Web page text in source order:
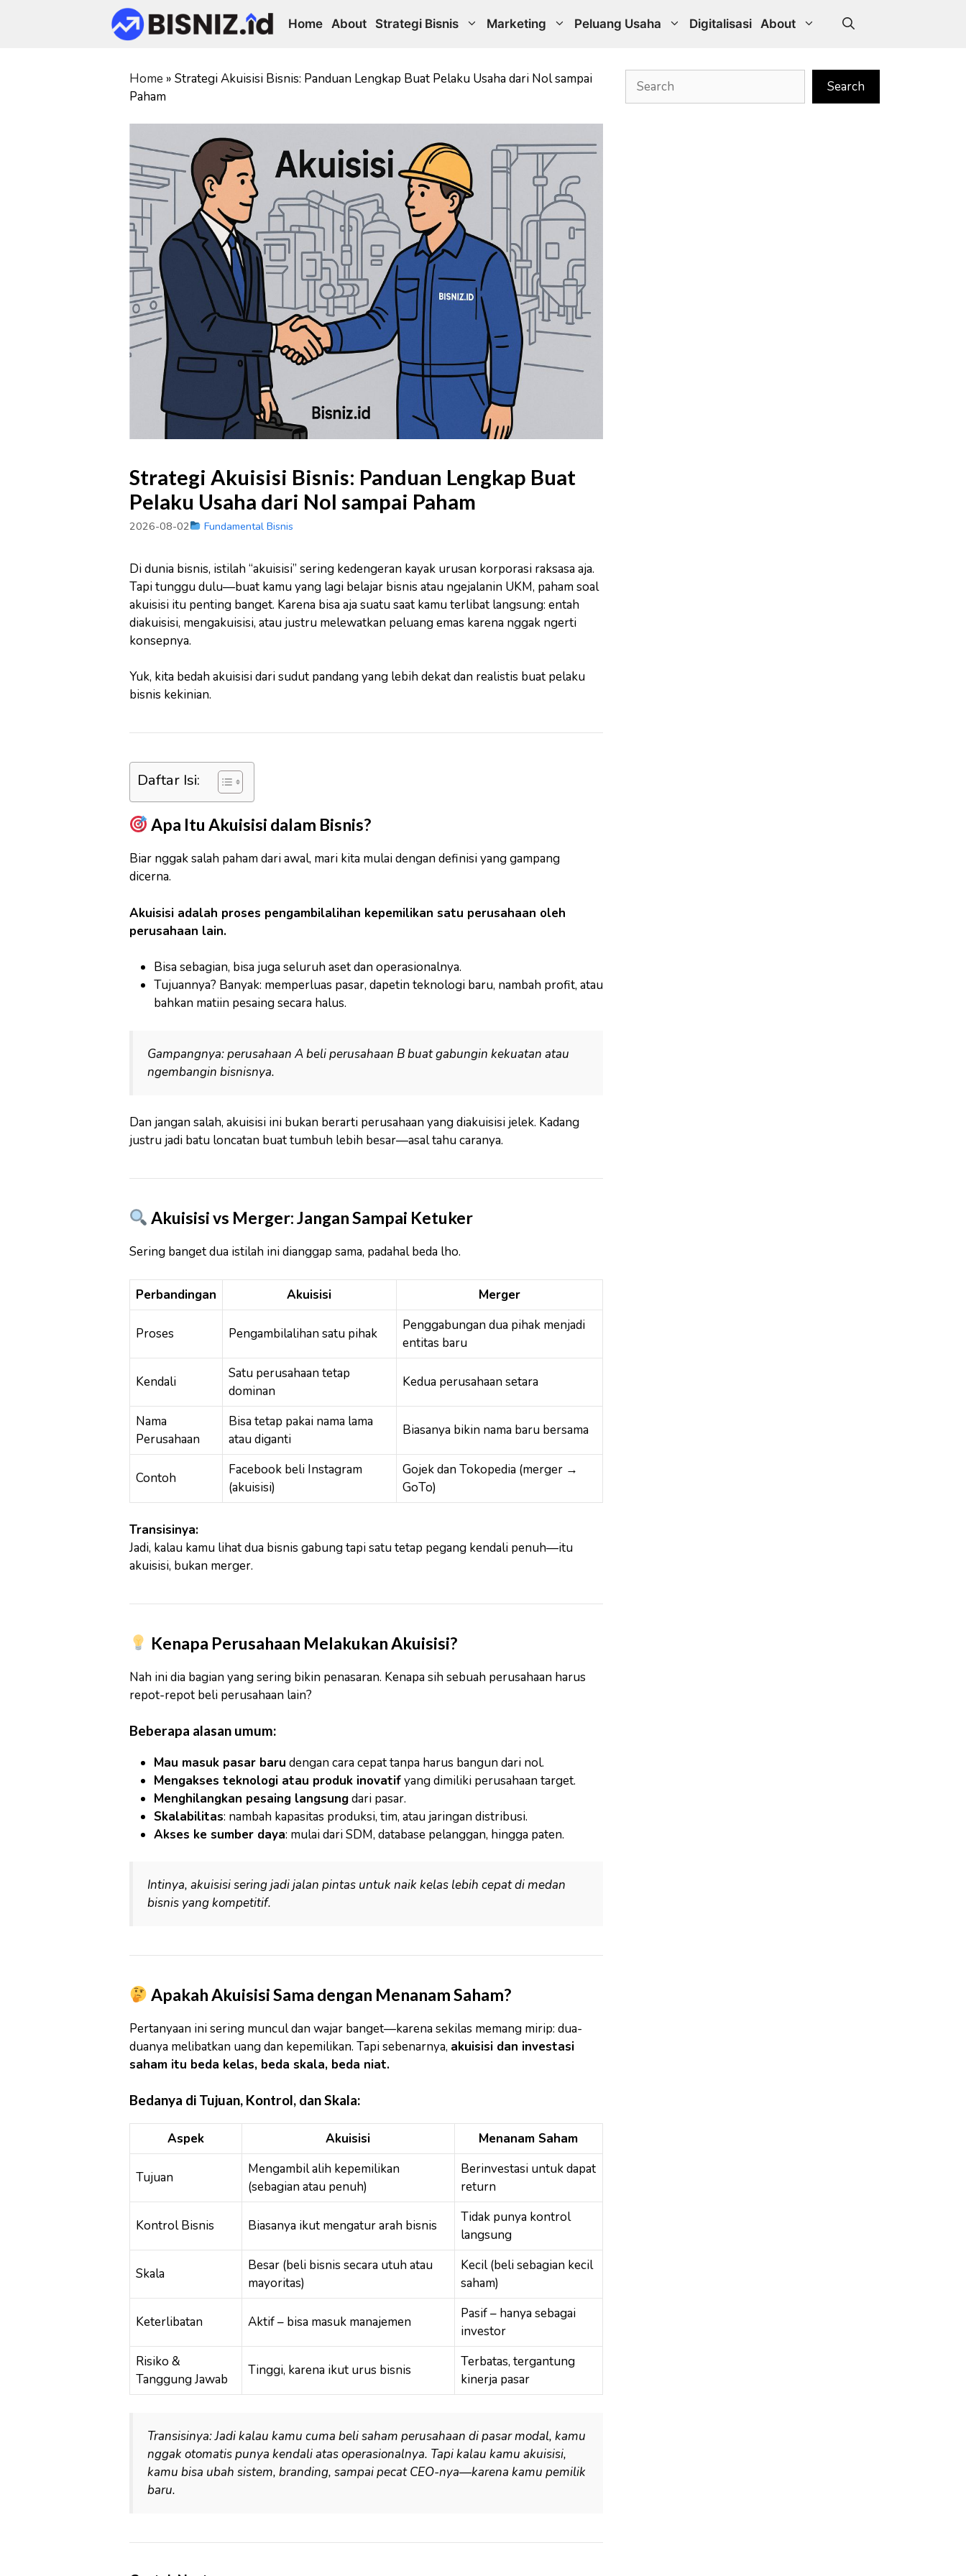
Home About Strategi Bisnis Marketing Peluang Usaha Digitalisasi About
Home » Strategi Akuisisi Bisnis: Panduan Lengkap Buat Pelaku Usaha dari Nol sampai
Paham
Strategi Akuisisi Bisnis: Panduan Lengkap Buat
Pelaku Usaha dari Nol sampai Paham
2026-08-02 Fundamental Bisnis
Di dunia bisnis, istilah “akuisisi” sering kedengeran kayak urusan korporasi raksasa aja.
Tapi tunggu dulu—buat kamu yang lagi belajar bisnis atau ngejalanin UKM, paham soal
akuisisi itu penting banget. Karena bisa aja suatu saat kamu terlibat langsung: entah
diakuisisi, mengakuisisi, atau justru melewatkan peluang emas karena nggak ngerti
konsepnya.
Yuk, kita bedah akuisisi dari sudut pandang yang lebih dekat dan realistis buat pelaku
bisnis kekinian.
Daftar Isi:
Apa Itu Akuisisi dalam Bisnis?
Biar nggak salah paham dari awal, mari kita mulai dengan definisi yang gampang
dicerna.
Akuisisi adalah proses pengambilalihan kepemilikan satu perusahaan oleh
perusahaan lain.
Bisa sebagian, bisa juga seluruh aset dan operasionalnya.
Tujuannya? Banyak: memperluas pasar, dapetin teknologi baru, nambah profit, atau
bahkan matiin pesaing secara halus.
Gampangnya: perusahaan A beli perusahaan B buat gabungin kekuatan atau
ngembangin bisnisnya.
Dan jangan salah, akuisisi ini bukan berarti perusahaan yang diakuisisi jelek. Kadang
justru jadi batu loncatan buat tumbuh lebih besar—asal tahu caranya.
Akuisisi vs Merger: Jangan Sampai Ketuker
Sering banget dua istilah ini dianggap sama, padahal beda lho.
Perbandingan Akuisisi Merger
Proses Pengambilalihan satu pihak
Penggabungan dua pihak menjadi
entitas baru
Kendali
Satu perusahaan tetap
dominan
Kedua perusahaan setara
Nama
Perusahaan
Bisa tetap pakai nama lama
atau diganti
Biasanya bikin nama baru bersama
Contoh
Facebook beli Instagram
(akuisisi)
Gojek dan Tokopedia (merger →
GoTo)
Transisinya:
Jadi, kalau kamu lihat dua bisnis gabung tapi satu tetap pegang kendali penuh—itu
akuisisi, bukan merger.
Kenapa Perusahaan Melakukan Akuisisi?
Nah ini dia bagian yang sering bikin penasaran. Kenapa sih sebuah perusahaan harus
repot-repot beli perusahaan lain?
Beberapa alasan umum:
Mau masuk pasar baru dengan cara cepat tanpa harus bangun dari nol.
Mengakses teknologi atau produk inovatifyang dimiliki perusahaan target.
Menghilangkan pesaing langsungdari pasar.
Skalabilitas: nambah kapasitas produksi, tim, atau jaringan distribusi.
Akses ke sumber daya: mulai dari SDM, database pelanggan, hingga paten.
Intinya, akuisisi sering jadi jalan pintas untuk naik kelas lebih cepat di medan
bisnis yang kompetitif.
Apakah Akuisisi Sama dengan Menanam Saham?
Pertanyaan ini sering muncul dan wajar banget—karena sekilas memang mirip: dua-
duanya melibatkan uang dan kepemilikan. Tapi sebenarnya, akuisisi dan investasi
saham itu beda kelas, beda skala, beda niat.
Bedanya di Tujuan, Kontrol, dan Skala:
Aspek Akuisisi Menanam Saham
Tujuan
Mengambil alih kepemilikan
(sebagian atau penuh)
Berinvestasi untuk dapat
return
Kontrol Bisnis Biasanya ikut mengatur arah bisnis
Tidak punya kontrol
langsung
Skala
Besar (beli bisnis secara utuh atau
mayoritas)
Kecil (beli sebagian kecil
saham)
Keterlibatan Aktif – bisa masuk manajemen
Pasif – hanya sebagai
investor
Risiko &
Tanggung Jawab
Tinggi, karena ikut urus bisnis
Terbatas, tergantung
kinerja pasar
Transisinya: Jadi kalau kamu cuma beli saham perusahaan di pasar modal, kamu
nggak otomatis punya kendali atas operasionalnya. Tapi kalau kamu akuisisi,
kamu bisa ubah sistem, branding, sampai pecat CEO-nya—karena kamu pemilik
baru.
Search
Search